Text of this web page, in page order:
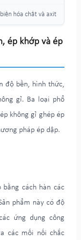
hóa chất và axit
ép khớp và ép
độ bền, hình thức,
gỉ. Ba loại phổ
không gỉ ghép ép
pháp ép dập.
cách hàn các
phẩm này có độ
ứng dụng công
các mối nối chắc